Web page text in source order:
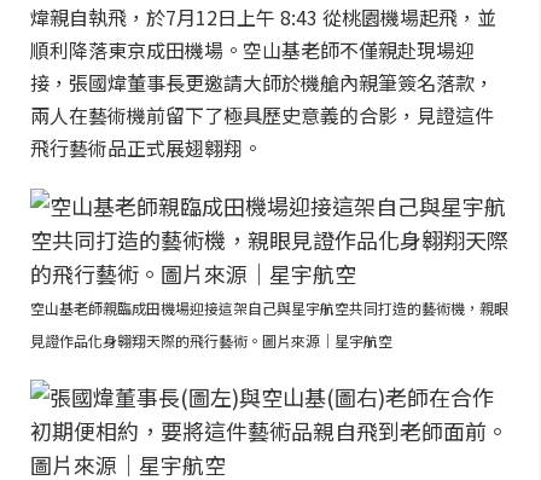
煒親自執飛，於7月12日上午 8:43 從桃園機場起飛，並
順利降落東京成田機場。空山基老師不僅親赴現場迎
接，張國煒董事長更邀請大師於機艙內親筆簽名落款，
兩人在藝術機前留下了極具歷史意義的合影，見證這件
飛行藝術品正式展翅翱翔。
空山基老師親臨成田機場迎接這架自己與星宇航空共同打造的藝術機，親眼
見證作品化身翱翔天際的飛行藝術。圖片來源｜星宇航空